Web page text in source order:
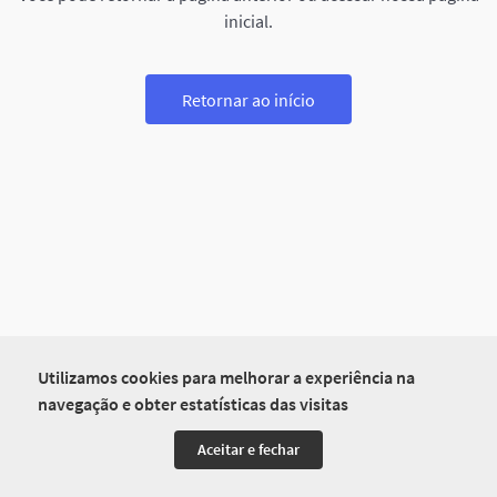
Utilizamos cookies para melhorar a experiência na
navegação e obter estatísticas das visitas
Aceitar e fechar
inicial.
Retornar ao início